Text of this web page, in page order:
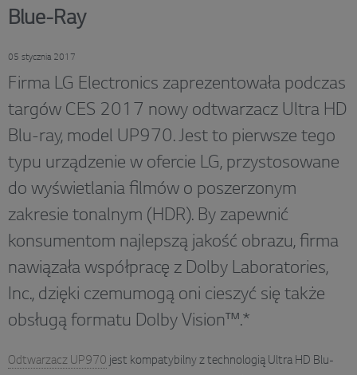
Blue-Ray
05 stycznia 2017
Firma LG Electronics zaprezentowała podczas
targów CES 2017 nowy odtwarzacz Ultra HD
Blu-ray, model UP970. Jest to pierwsze tego
typu urządzenie w ofercie LG, przystosowane
do wyświetlania filmów o poszerzonym
zakresie tonalnym (HDR). By zapewnić
konsumentom najlepszą jakość obrazu, firma
nawiązała współpracę z Dolby Laboratories,
Inc., dzięki czemumogą oni cieszyć się także
obsługą formatu Dolby Vision™.*
Odtwarzacz UP970 jest kompatybilny z technologią Ultra HD Blu-